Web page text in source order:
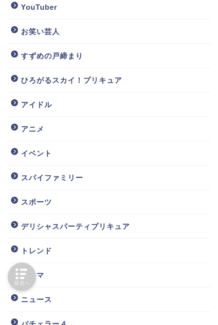
YouTuber
お笑い芸人
すずめの戸締まり
ひろがるスカイ！プリキュア
アイドル
アニメ
イベント
スパイファミリー
スポーツ
デリシャスパーティプリキュア
トレンド
ドラマ
ニュース
目次へ